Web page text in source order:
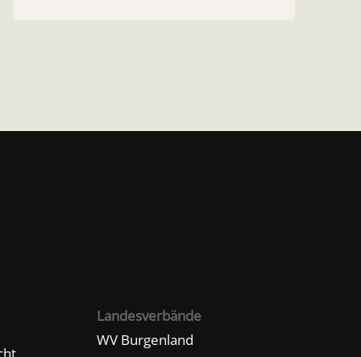
Landesverbände
WV Burgenland